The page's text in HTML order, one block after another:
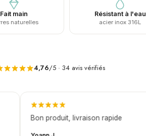
Fait main
naturelles
Résistant à l'eau
acier inox 316L
4,76/5 · 34 avis vérifiés
Bon produit, livraison rapide